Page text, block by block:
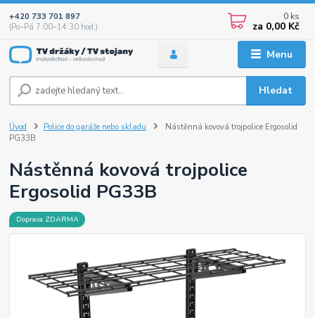
Menu
Hledat
+420 733 701 897
(Po–Pá 7:00–14:30 hod.)
0 ks
za 0,00 Kč
Úvod Police do garáže nebo skladu
Nástěnná kovová trojpolice Ergosolid
PG33B
Nástěnná kovová trojpolice
Ergosolid PG33B
Doprava ZDARMA